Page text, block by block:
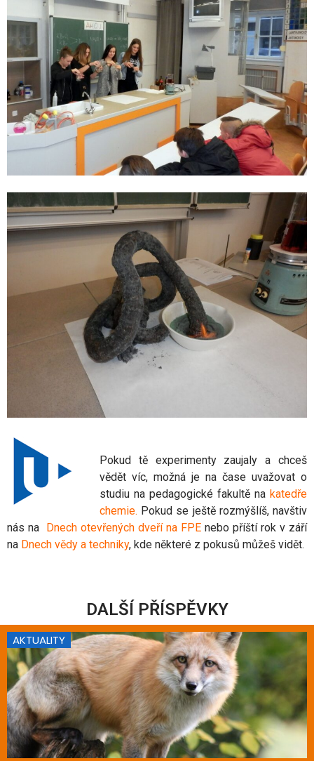
Pokud tě experimenty zaujaly a chceš
vědět víc, možná je na čase uvažovat o
studiu na pedagogické fakultě na katedře
chemie. Pokud se ještě rozmýšlíš, navštiv
nás na
Dnech otevřených dveří na FPE nebo příští rok v září
na Dnech vědy a techniky, kde některé z pokusů můžeš vidět.
DALŠÍ PŘÍSPĚVKY
AKTUALITY